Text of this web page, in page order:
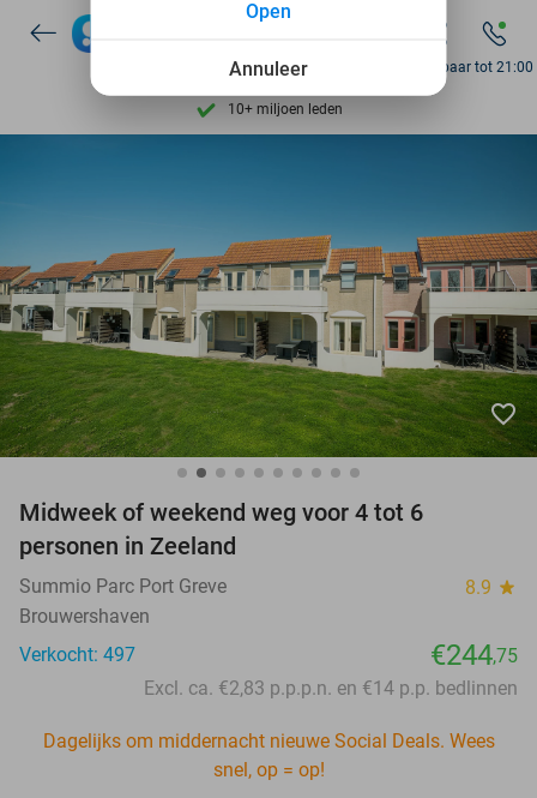
Ontdek 15.000+ deals
7 dagen per week beschikbaar
10+ miljoen leden
7 dagen per week beschikbaar
10+ miljoen leden
Bereikbaar tot 21:00
favorite_border
Midweek of weekend weg voor 4 tot 6
personen in Zeeland
Summio Parc Port Greve 8.9 star
Brouwershaven
Verkocht: 497
€244,75
Excl. ca. €2,83 p.p.p.n. en €14 p.p. bedlinnen
Dagelijks om middernacht nieuwe Social Deals. Wees
snel, op = op!
Annuleer
Open